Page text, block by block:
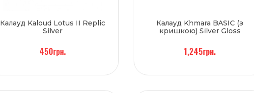
Калауд Kaloud Lotus II Replic
Silver
450грн.
Калауд Khmara BASIC (з
кришкою) Silver Gloss
1,245грн.